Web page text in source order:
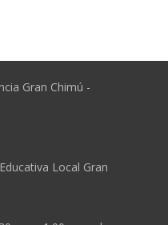
Gran Chimú -
Local Gran